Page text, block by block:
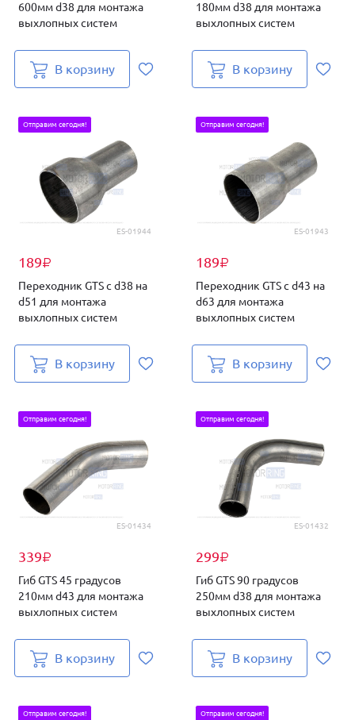
600мм d38 для монтажа
выхлопных систем
В корзину
180мм d38 для монтажа
выхлопных систем
В корзину
ES-01944
189₽
Отправим сегодня!
Переходник GTS с d38 на
d51 для монтажа
выхлопных систем
В корзину
ES-01943
189₽
Отправим сегодня!
Переходник GTS с d43 на
d63 для монтажа
выхлопных систем
В корзину
ES-01434
339₽
Отправим сегодня!
Гиб GTS 45 градусов
210мм d43 для монтажа
выхлопных систем
В корзину
ES-01432
299₽
Отправим сегодня!
Гиб GTS 90 градусов
250мм d38 для монтажа
выхлопных систем
В корзину
Отправим сегодня! Отправим сегодня!